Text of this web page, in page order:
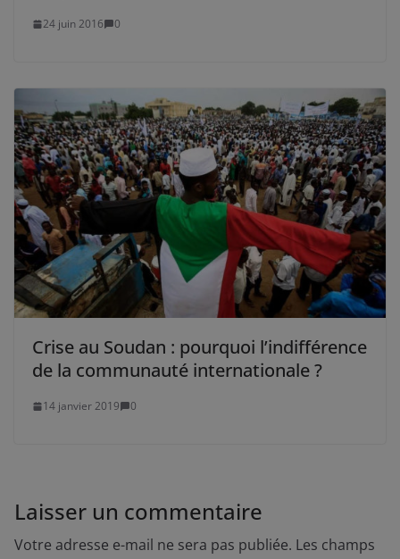
24 juin 2016 0
Crise au Soudan : pourquoi l’indifférence
de la communauté internationale ?
14 janvier 2019 0
Laisser un commentaire
Votre adresse e-mail ne sera pas publiée. Les champs